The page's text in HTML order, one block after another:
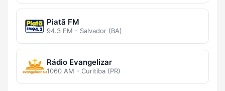
Piatã FM
94.3 FM - Salvador (BA)
Rádio Evangelizar
1060 AM - Curitiba (PR)